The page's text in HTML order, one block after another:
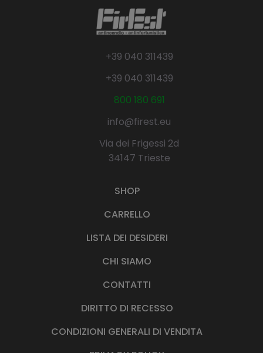
+39 040 311439
+39 040 311439
800 180 691
info@firest.eu
Via dei Frigessi 2d
34147 Trieste
SHOP
CARRELLO
LISTA DEI DESIDERI
CHI SIAMO
CONTATTI
DIRITTO DI RECESSO
CONDIZIONI GENERALI DI VENDITA